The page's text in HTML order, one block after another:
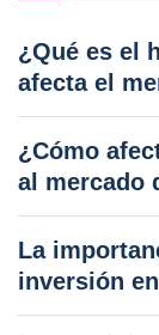
¿Qué es el
afecta el
¿Cómo
al mercado
La
inversión